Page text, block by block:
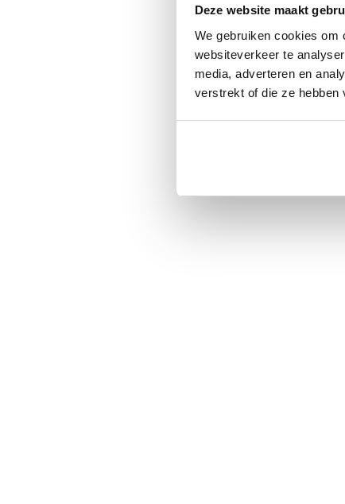
Deze website maakt
We gebruiken cookies om
websiteverkeer te
media, adverteren en
verstrekt of die ze hebben